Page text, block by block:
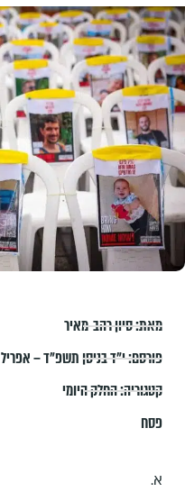
מאת:סיון רהב-מאיר
פורסם:י״ד בניסן תשפ״ד – אפריל 22, 2024
קטגוריה:החלק היומי
פסח
א.